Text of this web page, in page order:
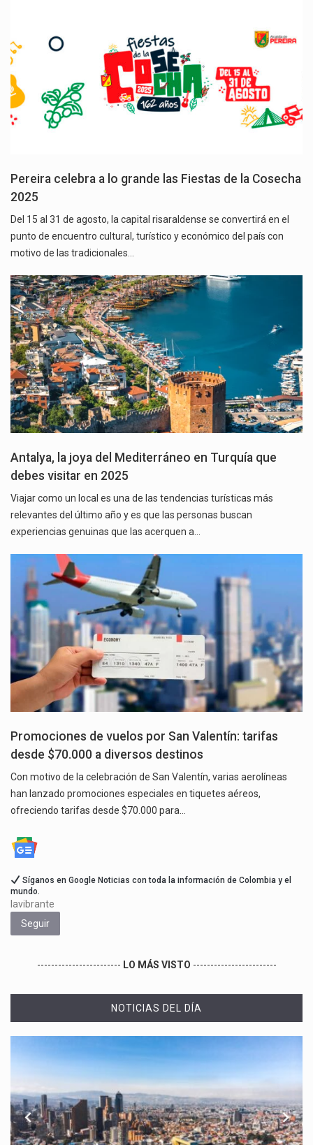
Pereira celebra a lo grande las Fiestas de la Cosecha
2025
Del 15 al 31 de agosto, la capital risaraldense se convertirá en el
punto de encuentro cultural, turístico y económico del país con
motivo de las tradicionales…
Antalya, la joya del Mediterráneo en Turquía que
debes visitar en 2025
Viajar como un local es una de las tendencias turísticas más
relevantes del último año y es que las personas buscan
experiencias genuinas que las acerquen a…
Promociones de vuelos por San Valentín: tarifas
desde $70.000 a diversos destinos
Con motivo de la celebración de San Valentín, varias aerolíneas
han lanzado promociones especiales en tiquetes aéreos,
ofreciendo tarifas desde $70.000 para…
Síganos en Google Noticias con toda la información de Colombia y el
mundo.
lavibrante
Seguir
------------------------ LO MÁS VISTO ------------------------
NOTICIAS DEL DÍA